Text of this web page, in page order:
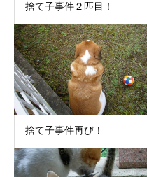
捨て子事件２匹目！
捨て子事件再び！